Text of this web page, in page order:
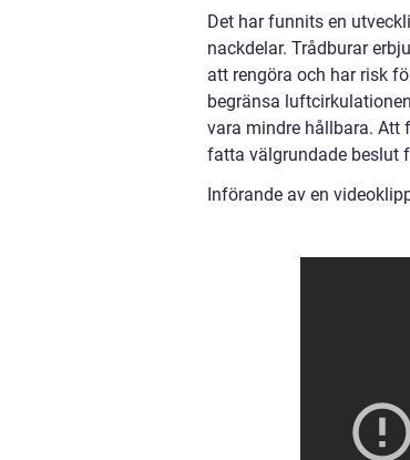
Det har funnits en
nackdelar. Trådburar
att rengöra och har risk
begränsa
vara mindre hållbara. Att
fatta välgrundade beslut
Införande av en